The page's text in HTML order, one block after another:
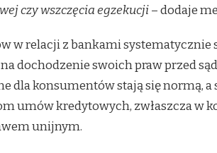
czy wszczęcia egzekucji– dodaje
w relacji z bankami systematycznie
dochodzenie swoich praw przed
dla konsumentów stają się normą, a
umów kredytowych, zwłaszcza w
unijnym.